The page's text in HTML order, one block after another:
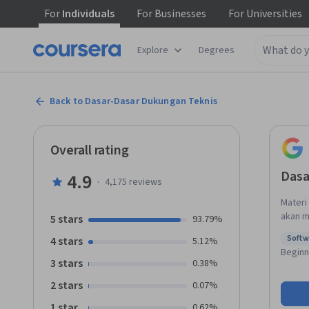
ForIndividuals ForBusinesses ForUniversities
Explore Degrees
Back to Dasar-Dasar Dukungan Teknis
akan
Overall rating
4.9 · 4,175 reviews
5 stars 93.79%
4 stars 5.12%
3 stars 0.38%
2 stars 0.07%